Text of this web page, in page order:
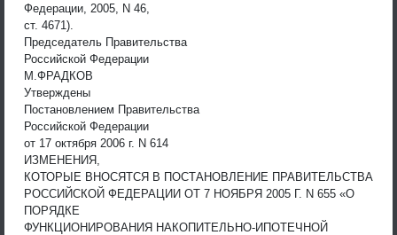
Федерации, 2005, N 46,
ст. 4671).
Председатель Правительства
Российской Федерации
М.ФРАДКОВ
Утверждены
Постановлением Правительства
Российской Федерации
от 17 октября 2006 г. N 614
ИЗМЕНЕНИЯ,
КОТОРЫЕ ВНОСЯТСЯ В ПОСТАНОВЛЕНИЕ ПРАВИТЕЛЬСТВА
РОССИЙСКОЙ ФЕДЕРАЦИИ ОТ 7 НОЯБРЯ 2005 Г. N 655 «О
ПОРЯДКЕ
ФУНКЦИОНИРОВАНИЯ НАКОПИТЕЛЬНО-ИПОТЕЧНОЙ